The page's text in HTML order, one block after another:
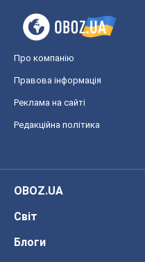
Про компанію
Правова інформація
Реклама на сайті
Редакційна політика
OBOZ.UA
Світ
Блоги